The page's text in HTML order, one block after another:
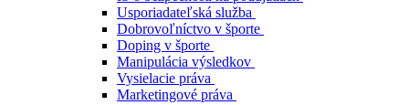
Usporiadateľská služba
Dobrovoľníctvo v športe
Doping v športe
Manipulácia výsledkov
Vysielacie práva
Marketingové práva